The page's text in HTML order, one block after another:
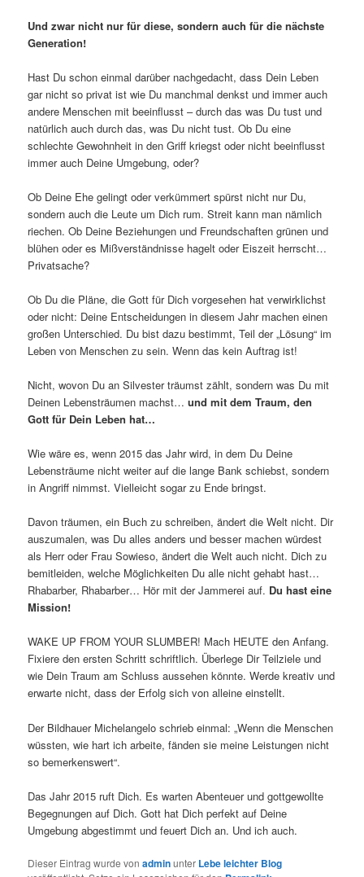
Und zwar nicht nur für diese, sondern auch für die nächste
Generation!
Hast Du schon einmal darüber nachgedacht, dass Dein Leben
gar nicht so privat ist wie Du manchmal denkst und immer auch
andere Menschen mit beeinflusst – durch das was Du tust und
natürlich auch durch das, was Du nicht tust. Ob Du eine
schlechte Gewohnheit in den Griff kriegst oder nicht beeinflusst
immer auch Deine Umgebung, oder?
Ob Deine Ehe gelingt oder verkümmert spürst nicht nur Du,
sondern auch die Leute um Dich rum. Streit kann man nämlich
riechen. Ob Deine Beziehungen und Freundschaften grünen und
blühen oder es Mißverständnisse hagelt oder Eiszeit herrscht…
Privatsache?
Ob Du die Pläne, die Gott für Dich vorgesehen hat verwirklichst
oder nicht: Deine Entscheidungen in diesem Jahr machen einen
großen Unterschied. Du bist dazu bestimmt, Teil der „Lösung“ im
Leben von Menschen zu sein. Wenn das kein Auftrag ist!
Nicht, wovon Du an Silvester träumst zählt, sondern was Du mit
Deinen Lebensträumen machst…und mit dem Traum, den
Gott für Dein Leben hat…
Wie wäre es, wenn 2015 das Jahr wird, in dem Du Deine
Lebensträume nicht weiter auf die lange Bank schiebst, sondern
in Angriff nimmst. Vielleicht sogar zu Ende bringst.
Davon träumen, ein Buch zu schreiben, ändert die Welt nicht. Dir
auszumalen, was Du alles anders und besser machen würdest
als Herr oder Frau Sowieso, ändert die Welt auch nicht. Dich zu
bemitleiden, welche Möglichkeiten Du alle nicht gehabt hast…
Rhabarber, Rhabarber… Hör mit der Jammerei auf. Du hast eine
Mission!
WAKE UP FROM YOUR SLUMBER! Mach HEUTE den Anfang.
Fixiere den ersten Schritt schriftlich. Überlege Dir Teilziele und
wie Dein Traum am Schluss aussehen könnte. Werde kreativ und
erwarte nicht, dass der Erfolg sich von alleine einstellt.
Der Bildhauer Michelangelo schrieb einmal: „Wenn die Menschen
wüssten, wie hart ich arbeite, fänden sie meine Leistungen nicht
so bemerkenswert“.
Das Jahr 2015 ruft Dich. Es warten Abenteuer und gottgewollte
Begegnungen auf Dich. Gott hat Dich perfekt auf Deine
Umgebung abgestimmt und feuert Dich an. Und ich auch.
Dieser Eintrag wurde vonadminunter Lebe leichter Blog